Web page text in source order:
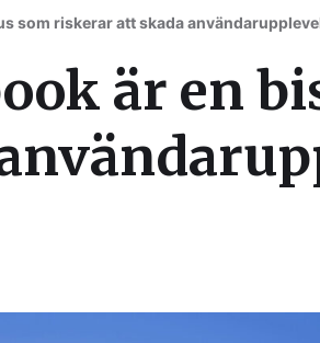
som riskerar att skada
är en